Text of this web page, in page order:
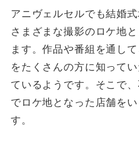
アニヴェルセルでも結婚
さまざまな撮影のロケ地
ます。作品や番組を通し
をたくさんの方に知って
ているようです。そこで
でロケ地となった店舗を
す。